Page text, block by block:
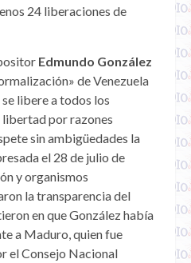
24 liberaciones de
Edmundo González
de Venezuela
libere a todos los
por razones
sin ambigüedades la
el 28 de julio de
y organismos
la transparencia del
en que González había
a Maduro, quien fue
el Consejo Nacional